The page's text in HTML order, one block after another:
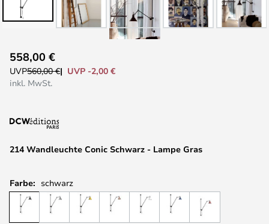
Anfang
der
214 Wandleuchte Conic Schwarz - Lampe Gras
558,00 €
UVP560,00 €
UVP -2,00 €
inkl. MwSt.
Farbe: schwarz